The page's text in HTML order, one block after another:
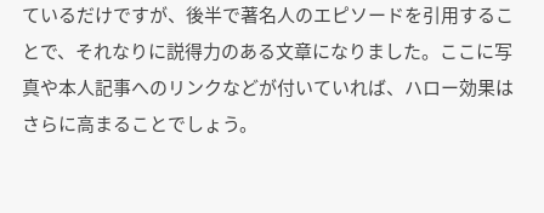
ているだけですが、後半で著名人のエピソードを引用するこ
とで、それなりに説得力のある文章になりました。ここに写
真や本人記事へのリンクなどが付いていれば、ハロー効果は
さらに高まることでしょう。